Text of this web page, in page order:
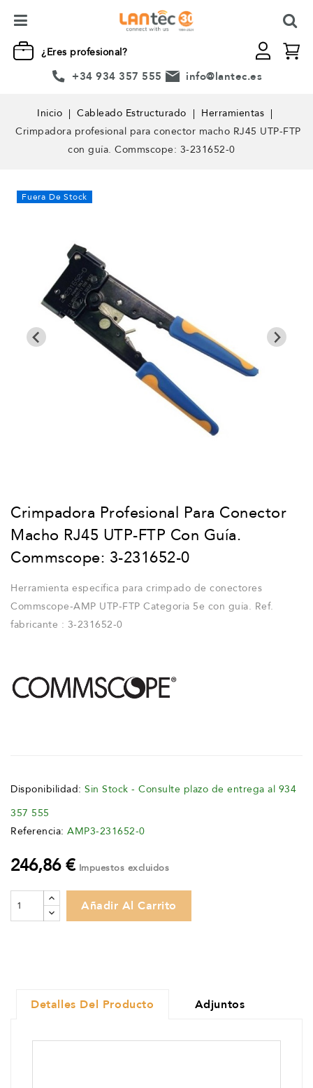
¿Eres profesional?
+34 934 357 555 info@lantec.es
Inicio Cableado Estructurado
Herramientas
Crimpadora profesional para conector macho RJ45 UTP-FTP
con guía. Commscope: 3-231652-0
Fuera De Stock
Crimpadora Profesional Para Conector
Macho RJ45 UTP-FTP Con Guía.
Commscope: 3-231652-0
Herramienta específica para crimpado de conectores
Commscope-AMP UTP-FTP Categoría 5e con guía. Ref.
fabricante : 3-231652-0
Disponibilidad: Sin Stock - Consulte plazo de entrega al 934
357 555
Referencia: AMP3-231652-0
246,86 € Impuestos excluidos
Añadir Al Carrito
Detalles Del Producto Adjuntos